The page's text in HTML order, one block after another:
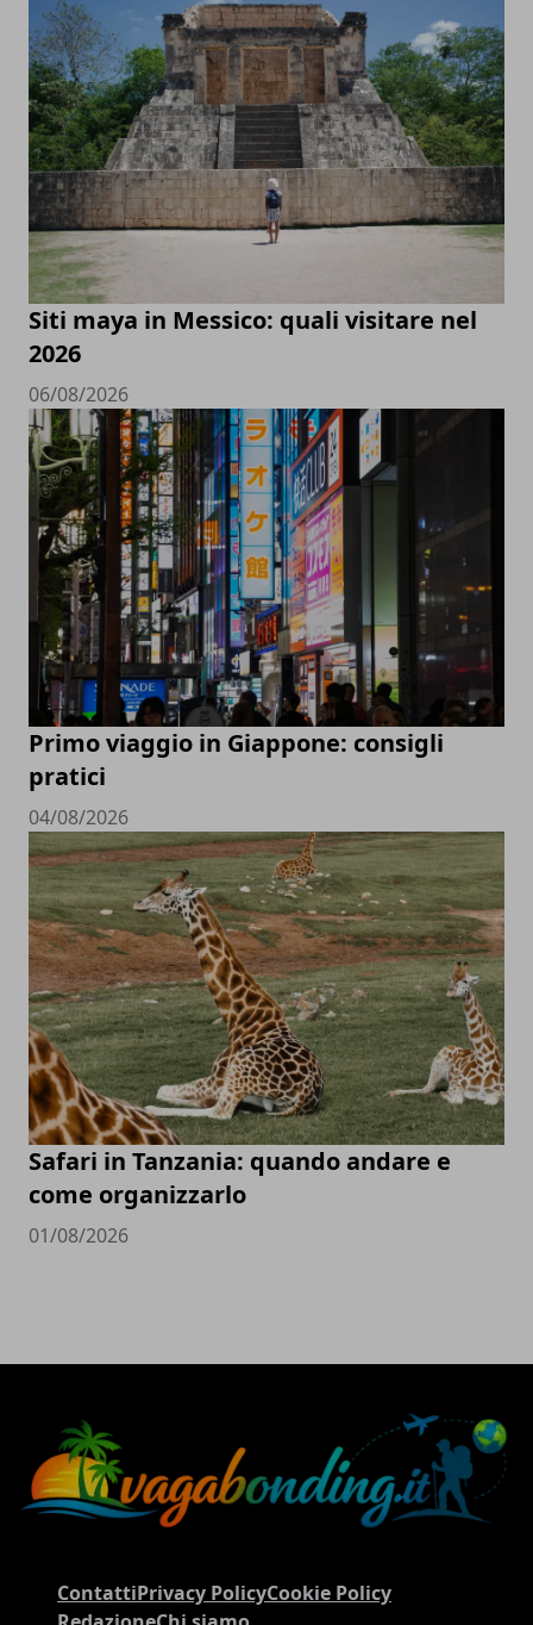
Siti maya in Messico: quali visitare nel
2026
06/08/2026
Primo viaggio in Giappone: consigli
pratici
04/08/2026
Safari in Tanzania: quando andare e
come organizzarlo
01/08/2026
ContattiPrivacy PolicyCookie Policy